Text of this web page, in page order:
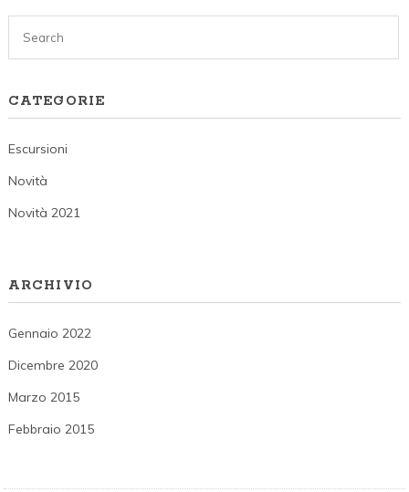
CATEGORIE
Escursioni
Novità
Novità 2021
ARCHIVIO
Gennaio 2022
Dicembre 2020
Marzo 2015
Febbraio 2015